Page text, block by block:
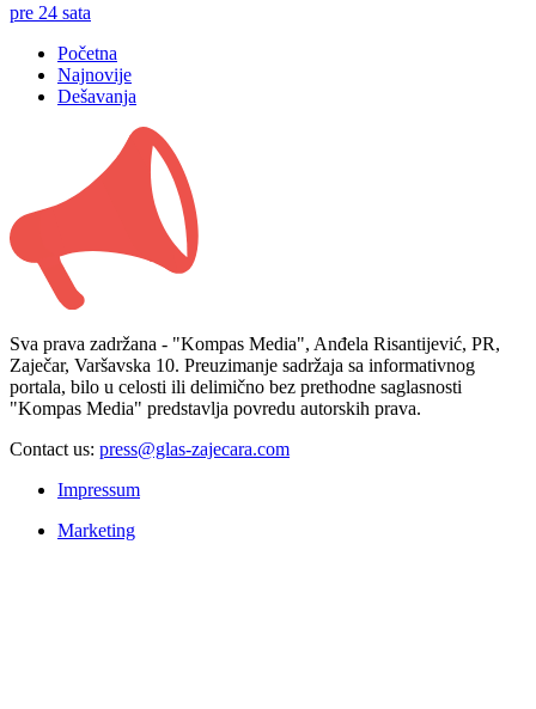
pre 24 sata
Početna
Najnovije
Dešavanja
Sva prava zadržana - "Kompas Media", Anđela Risantijević, PR,
Zaječar, Varšavska 10. Preuzimanje sadržaja sa informativnog
portala, bilo u celosti ili delimično bez prethodne saglasnosti
"Kompas Media" predstavlja povredu autorskih prava.
Contact us: press@glas-zajecara.com
Impressum
Marketing